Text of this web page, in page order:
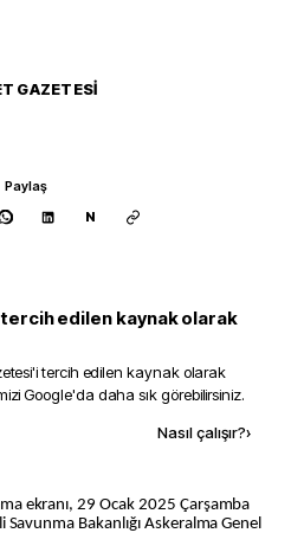
GAZETESI
Paylaş
N
edilen kaynak olarak
'i tercih edilen kaynak olarak
Google'da daha sık görebilirsiniz.
Nasıl çalışır?›
Bakanlığı Askeralma Genel